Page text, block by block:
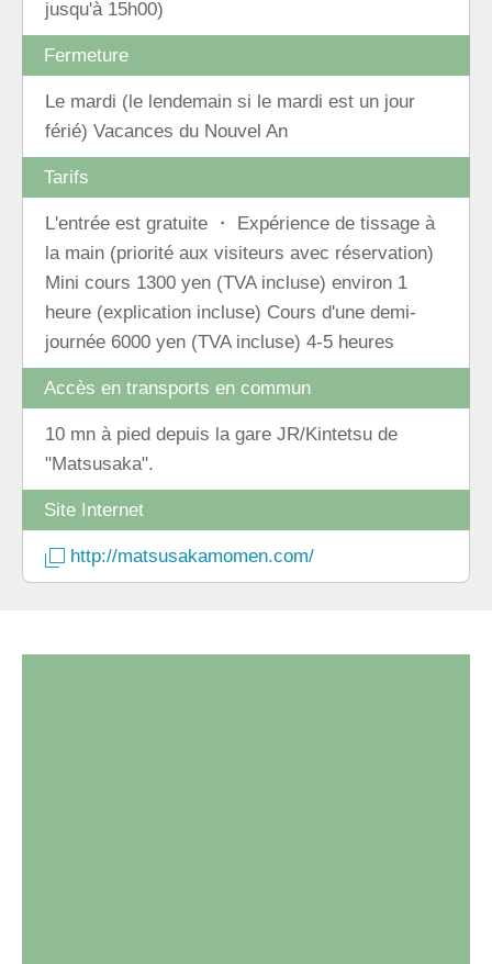
jusqu'à 15h00)
Fermeture
Le mardi (le lendemain si le mardi est un jour
férié) Vacances du Nouvel An
Tarifs
L'entrée est gratuite ・ Expérience de tissage à
la main (priorité aux visiteurs avec réservation)
Mini cours 1300 yen (TVA incluse) environ 1
heure (explication incluse) Cours d'une demi-
journée 6000 yen (TVA incluse) 4-5 heures
Accès en transports en commun
10 mn à pied depuis la gare JR/Kintetsu de
"Matsusaka".
Site Internet
http://matsusakamomen.com/